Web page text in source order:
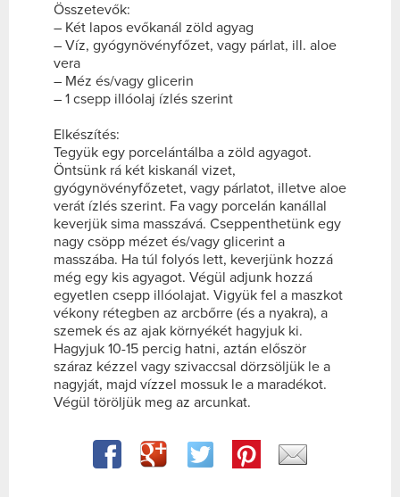
Összetevők:
– Két lapos evőkanál zöld agyag
– Víz, gyógynövényfőzet, vagy párlat, ill. aloe
vera
– Méz és/vagy glicerin
– 1 csepp illóolaj ízlés szerint
Elkészítés:
Tegyük egy porcelántálba a zöld agyagot.
Öntsünk rá két kiskanál vizet,
gyógynövényfőzetet, vagy párlatot, illetve aloe
verát ízlés szerint. Fa vagy porcelán kanállal
keverjük sima masszává. Cseppenthetünk egy
nagy csöpp mézet és/vagy glicerint a
masszába. Ha túl folyós lett, keverjünk hozzá
még egy kis agyagot. Végül adjunk hozzá
egyetlen csepp illóolajat. Vigyük fel a maszkot
vékony rétegben az arcbőrre (és a nyakra), a
szemek és az ajak környékét hagyjuk ki.
Hagyjuk 10-15 percig hatni, aztán először
száraz kézzel vagy szivaccsal dörzsöljük le a
nagyját, majd vízzel mossuk le a maradékot.
Végül töröljük meg az arcunkat.